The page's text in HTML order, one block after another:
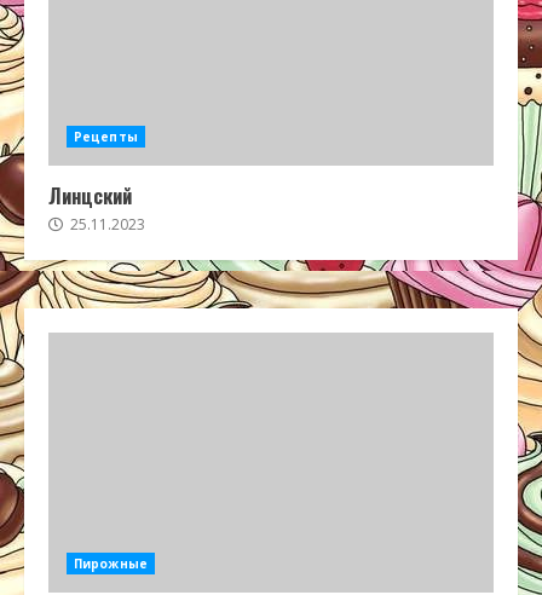
Рецепты
Линцский
25.11.2023
Пирожные